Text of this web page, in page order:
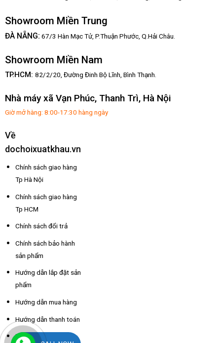
Showroom Miền Trung
ĐÀ NẴNG: 67/3 Hàn Mạc Tử, P.Thuận Phước, Q.Hải Châu.
Showroom Miền Nam
TP.HCM: 82/2/20, Đường Đinh Bộ Lĩnh, Bình Thạnh.
Nhà máy xã Vạn Phúc, Thanh Trì, Hà Nội
Giờ mở hàng: 8:00-17:30 hàng ngày
Về
dochoixuatkhau.vn
Chính sách giao hàng
Tp Hà Nội
Chính sách giao hàng
Tp HCM
Chính sách đổi trả
Chính sách bảo hành
sản phẩm
Hướng dẫn lắp đặt sản
phẩm
Hướng dẫn mua hàng
Hướng dẫn thanh toán
Hỗ trợ thông tin nhà